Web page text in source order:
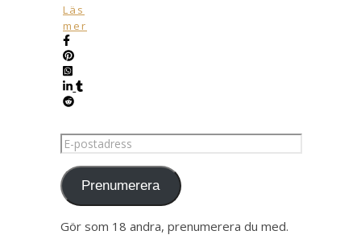
Läs
mer
E-
postadress
Prenumerera
Gör som 18 andra, prenumerera du med.